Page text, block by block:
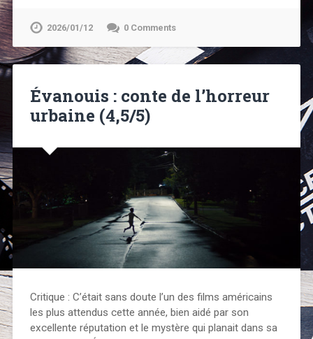
2026/01/12 0 Comments
Évanouis : conte de l’horreur
urbaine (4,5/5)
Critique : C’était sans doute l’un des films américains
les plus attendus cette année, bien aidé par son
excellente réputation et le mystère qui planait dans sa